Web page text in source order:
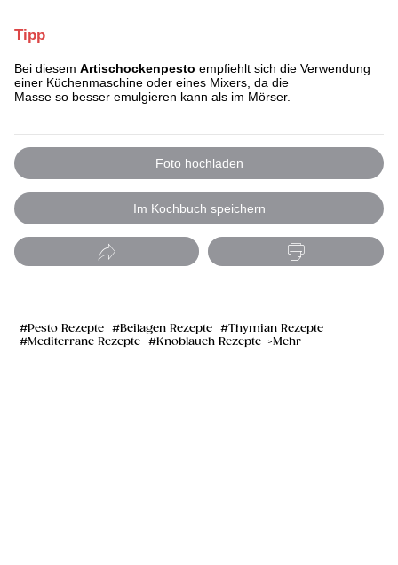
Tipp
Bei diesem Artischockenpesto empfiehlt sich die Verwendung
einer Küchenmaschine oder eines Mixers, da die
Masse so besser emulgieren kann als im Mörser.
Foto hochladen
Im Kochbuch speichern
Pesto Rezepte Beilagen Rezepte
Thymian Rezepte
Mediterrane Rezepte
Knoblauch Rezepte Mehr